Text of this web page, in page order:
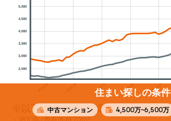
2016.01 2018.01 2020.01
2,500
3,000
3,500
4,000
4,500
5,000
※以下の条件でAI査定した参考価格
住まい探しの条件
中古マンション 4,500万~6,500万